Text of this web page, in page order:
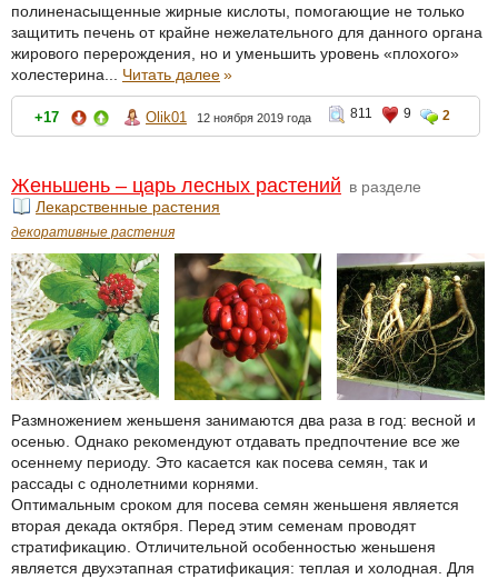
полиненасыщенные жирные кислоты, помогающие не только
защитить печень от крайне нежелательного для данного органа
жирового перерождения, но и уменьшить уровень «плохого»
холестерина... Читать далее»
+17 Olik01 12 ноября 2019 года 811 9 2
Женьшень – царь лесных растений в разделе
Лекарственные растения
декоративные растения
Размножением женьшеня занимаются два раза в год: весной и
осенью. Однако рекомендуют отдавать предпочтение все же
осеннему периоду. Это касается как посева семян, так и
рассады с однолетними корнями.
Оптимальным сроком для посева семян женьшеня является
вторая декада октября. Перед этим семенам проводят
стратификацию. Отличительной особенностью женьшеня
является двухэтапная стратификация: теплая и холодная. Для